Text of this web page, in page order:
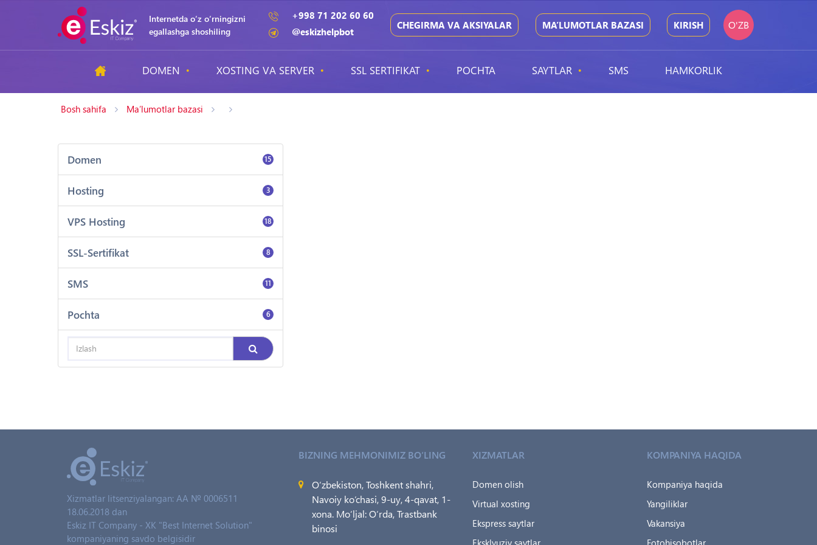
Internetda o‘z o‘rningizni
egallashga shoshiling
+998 71 202 60 60
@eskizhelpbot
CHEGIRMA VA AKSIYALAR MA’LUMOTLAR BAZASI KIRISH O'ZB
DOMEN XOSTING VA SERVER SSL SERTIFIKAT POCHTA SAYTLAR SMS HAMKORLIK
Bosh sahifa Ma’lumotlar bazasi
Domen 15
Hosting 3
VPS Hosting 18
SSL-Sertifikat 8
SMS 11
Pochta 6
Xizmatlar litsenziyalangan: AA № 0006511
18.06.2018 dan
Eskiz IT Company - XK "Best Internet Solution"
kompaniyaning savdo belgisidir
BIZNING MEHMONIMIZ BO‘LING
O‘zbekiston, Toshkent shahri,
Navoiy ko‘chasi, 9-uy, 4-qavat, 1-
xona. Mo‘ljal: O‘rda, Trastbank
binosi
XIZMATLAR
Domen olish
Virtual xosting
Ekspress saytlar
Eksklyuziv saytlar
KOMPANIYA HAQIDA
Kompaniya haqida
Yangiliklar
Vakansiya
Fotohisobotlar